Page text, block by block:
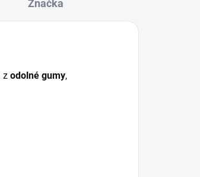
Značka
z odolné gumy,